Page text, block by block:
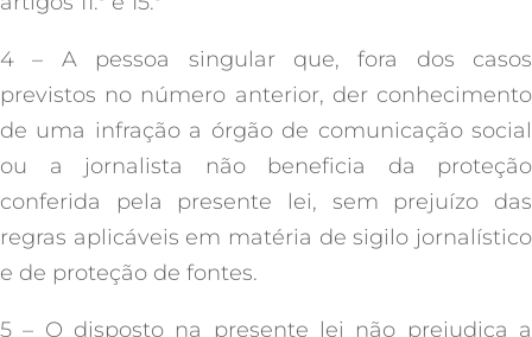
4 – A pessoa singular que, fora dos casos
previstos no número anterior, der conhecimento
de uma infração a órgão de comunicação social
ou a jornalista não beneficia da proteção
conferida pela presente lei, sem prejuízo das
regras aplicáveis em matéria de sigilo jornalístico
e de proteção de fontes.
5 – O disposto na presente lei não prejudica a